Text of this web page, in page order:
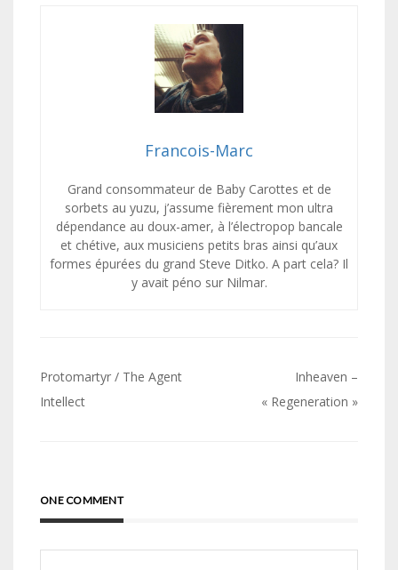
Francois-Marc
Grand consommateur de Baby Carottes et de
sorbets au yuzu, j’assume fièrement mon ultra
dépendance au doux-amer, à l’électropop bancale
et chétive, aux musiciens petits bras ainsi qu’aux
formes épurées du grand Steve Ditko. A part cela? Il
y avait péno sur Nilmar.
Navigation
de
Protomartyr / The Agent
Intellect
Inheaven –
« Regeneration »
ONE COMMENT